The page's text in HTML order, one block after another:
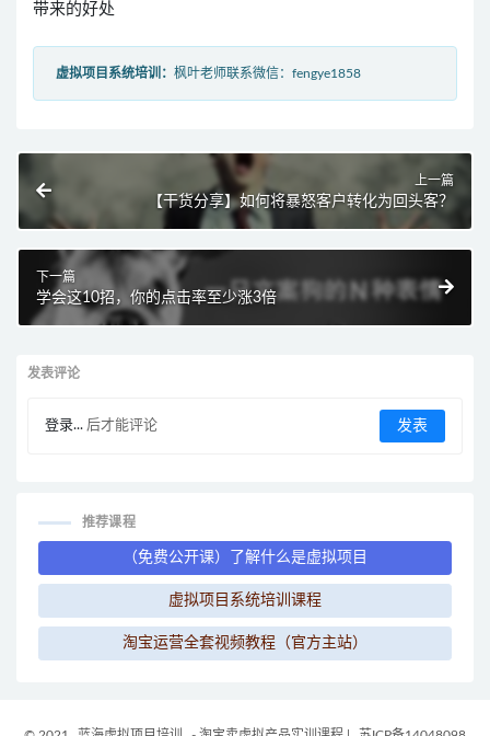
带来的好处
虚拟项目系统培训： 枫叶老师联系微信：fengye1858
上一篇
【干货分享】如何将暴怒客户转化为回头客？
下一篇
学会这10招，你的点击率至少涨3倍
发表评论
登录... 后才能评论
推荐课程
（免费公开课）了解什么是虚拟项目
虚拟项目系统培训课程
淘宝运营全套视频教程（官方主站）